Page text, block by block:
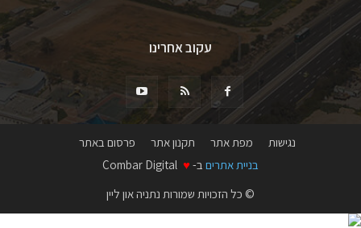
עקוב אחרינו
נגישות מפת אתר תקנון אתר
פרסום באתר
בניית אתרים ב- ♥
© כל הזכויות שמורות נתניה און ליין